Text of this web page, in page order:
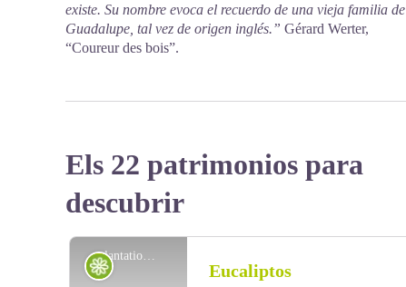
existe. Su nombre evoca el recuerdo de una vieja familia de
Guadalupe, tal vez de origen inglés.” Gérard Werter,
“Coureur des bois”.
Els 22 patrimonios para
descubrir
plantation d'Eucalyptus - Emilie Savy / PNG
Flora Eucaliptos